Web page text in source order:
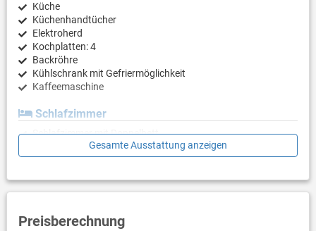
Küche
Küchenhandtücher
Elektroherd
Kochplatten: 4
Backröhre
Kühlschrank mit Gefriermöglichkeit
Kaffeemaschine
Schlafzimmer
Schlafzimmer mit Doppelbett
Schlafzimmer mit 2 Einzelbetten
Bad mit WC, Badewanne
Balkon & Terrasse
Gesamte Ausstattung anzeigen
Preisberechnung